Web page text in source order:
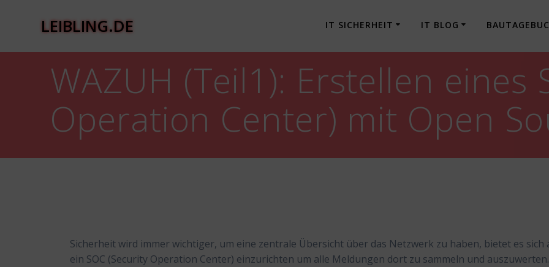
LEIBLING.DE IT SICHERHEIT IT BLOG
WAZUH (Teil1): Erstellen eines
Operation Center) mit Open
Sicherheit wird immer wichtiger, um eine zentrale Übersicht über das Netzwerk zu haben, bietet es sich
ein SOC (Security Operation Center) einzurichten um alle Meldungen dort zu sammeln und auszuwerten.